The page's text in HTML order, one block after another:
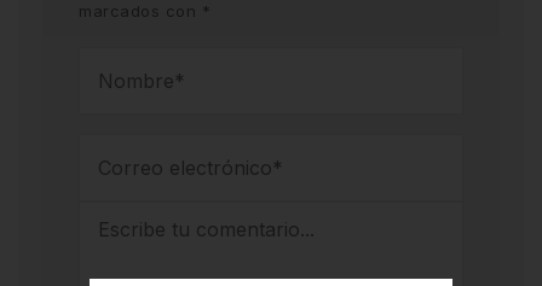
marcados con *